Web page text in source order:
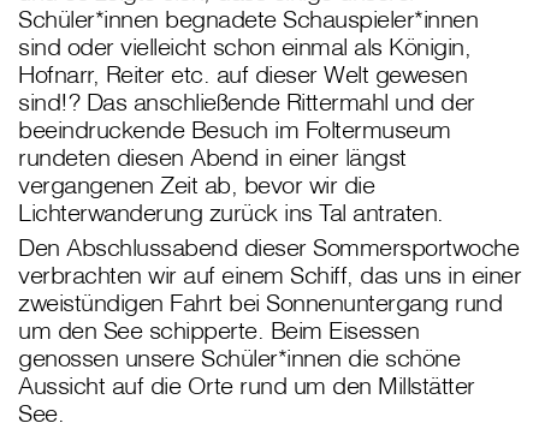
Schüler*innen begnadete Schauspieler*innen
sind oder vielleicht schon einmal als Königin,
Hofnarr, Reiter etc. auf dieser Welt gewesen
sind!? Das anschließende Rittermahl und der
beeindruckende Besuch im Foltermuseum
rundeten diesen Abend in einer längst
vergangenen Zeit ab, bevor wir die
Lichterwanderung zurück ins Tal antraten.
Den Abschlussabend dieser Sommersportwoche
verbrachten wir auf einem Schiff, das uns in einer
zweistündigen Fahrt bei Sonnenuntergang rund
um den See schipperte. Beim Eisessen
genossen unsere Schüler*innen die schöne
Aussicht auf die Orte rund um den Millstätter
See.